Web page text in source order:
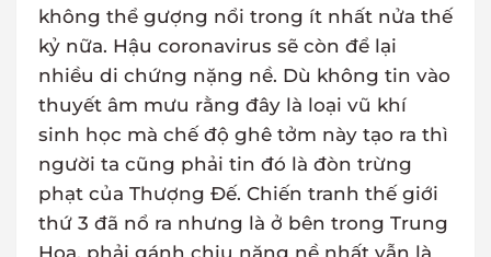
không thể gượng nổi trong ít nhất nửa thế
kỷ nữa. Hậu coronavirus sẽ còn để lại
nhiều di chứng nặng nề. Dù không tin vào
thuyết âm mưu rằng đây là loại vũ khí
sinh học mà chế độ ghê tởm này tạo ra thì
người ta cũng phải tin đó là đòn trừng
phạt của Thượng Đế. Chiến tranh thế giới
thứ 3 đã nổ ra nhưng là ở bên trong Trung